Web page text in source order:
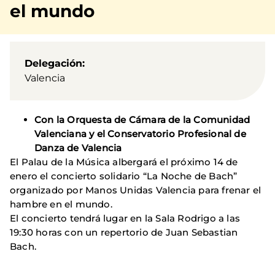
el mundo
Delegación
Valencia
Con la Orquesta de Cámara de la Comunidad
Valenciana y el Conservatorio Profesional de
Danza de Valencia
El Palau de la Música albergará el próximo 14 de
enero el concierto solidario “La Noche de Bach”
organizado por Manos Unidas Valencia para frenar el
hambre en el mundo.
El concierto tendrá lugar en la Sala Rodrigo a las
19:30 horas con un repertorio de Juan Sebastian
Bach.